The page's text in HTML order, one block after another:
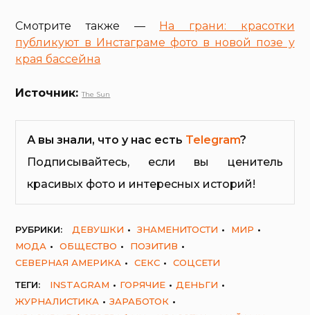
Смотрите также —
На грани: красотки
публикуют в Инстаграме фото в новой позе у
края бассейна
Источник:The Sun
А вы знали, что у нас есть Telegram?
Подписывайтесь, если вы ценитель
красивых фото и интересных историй!
РУБРИКИ: ДЕВУШКИ ЗНАМЕНИТОСТИ
МИР
МОДА
ОБЩЕСТВО
ПОЗИТИВ
СЕВЕРНАЯ АМЕРИКА
СЕКС
СОЦСЕТИ
ТЕГИ:
INSTAGRAM ГОРЯЧИЕ
ДЕНЬГИ
ЖУРНАЛИСТИКА
ЗАРАБОТОК